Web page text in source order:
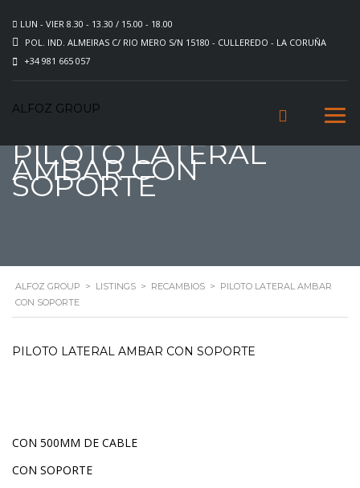
LUN - VIER 8.30 - 13.30 / 15.00 - 18.00
POL. IND. ALMEIRAS C/ RIO MERO S/N 15180 - CULLEREDO - LA CORUÑA
+34 981 665 057
ALFOZ GROUP
PILOTO LATERAL
AMBAR CON
SOPORTE
ALFOZ GROUP > LISTINGS > RECAMBIOS > PILOTO LATERAL AMBAR
CON SOPORTE
PILOTO LATERAL AMBAR CON SOPORTE
CON 500MM DE CABLE
CON SOPORTE